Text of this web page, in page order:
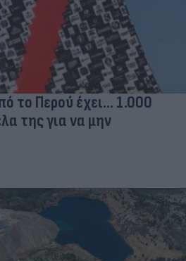
το Περού έχει... 1.000
της για να μην